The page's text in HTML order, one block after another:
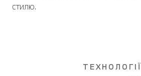
стилю.
ТЕХНОЛОГІЇ